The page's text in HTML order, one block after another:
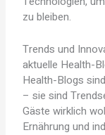
zu bleiben.
Trends und
aktuelle Health-
Health-Blogs
– sie sind
Gäste wirklich
Ernährung und